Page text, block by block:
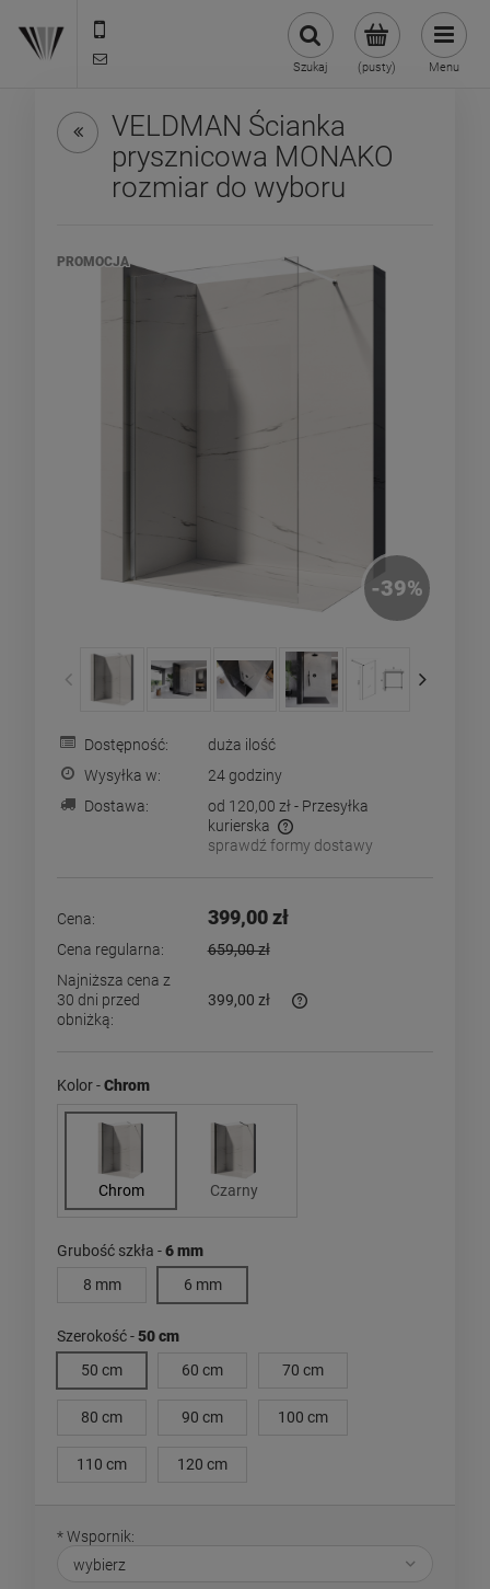
(pusty)
Szukaj Menu
VELDMAN Ścianka
prysznicowa MONAKO
rozmiar do wyboru
PROMOCJA
-39%
Dostępność:
duża ilość
Wysyłka w:
24 godziny
Dostawa:
od 120,00 zł - Przesyłka
kurierska
Cena nie zawiera ewentualnych kosztów płatności
sprawdź formy dostawy
Cena: 399,00 zł
Cena regularna:
659,00 zł
Najniższa cena z
30 dni przed
obniżką:
399,00 zł
Kolor -Chrom
Chrom Czarny
Grubość szkła -6 mm
8 mm
6 mm
Szerokość -50 cm
50 cm
60 cm 70 cm
80 cm 90 cm 100 cm
110 cm 120 cm
*Wspornik: